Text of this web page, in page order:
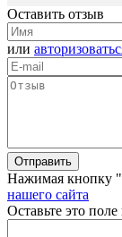
Оставить отзыв
или
Нажимая кнопку
нашего сайта
Оставьте это